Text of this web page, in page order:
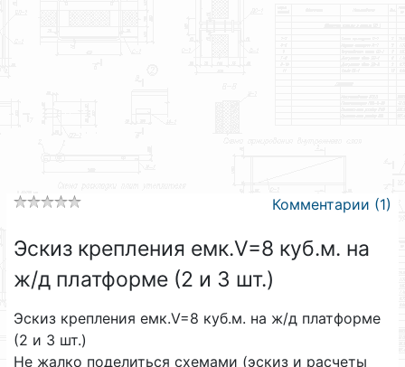
Комментарии (1)
Эскиз крепления емк.V=8 куб.м. на
ж/д платформе (2 и 3 шт.)
Эскиз крепления емк.V=8 куб.м. на ж/д платформе
(2 и 3 шт.)
Не жалко поделиться схемами (эскиз и расчеты